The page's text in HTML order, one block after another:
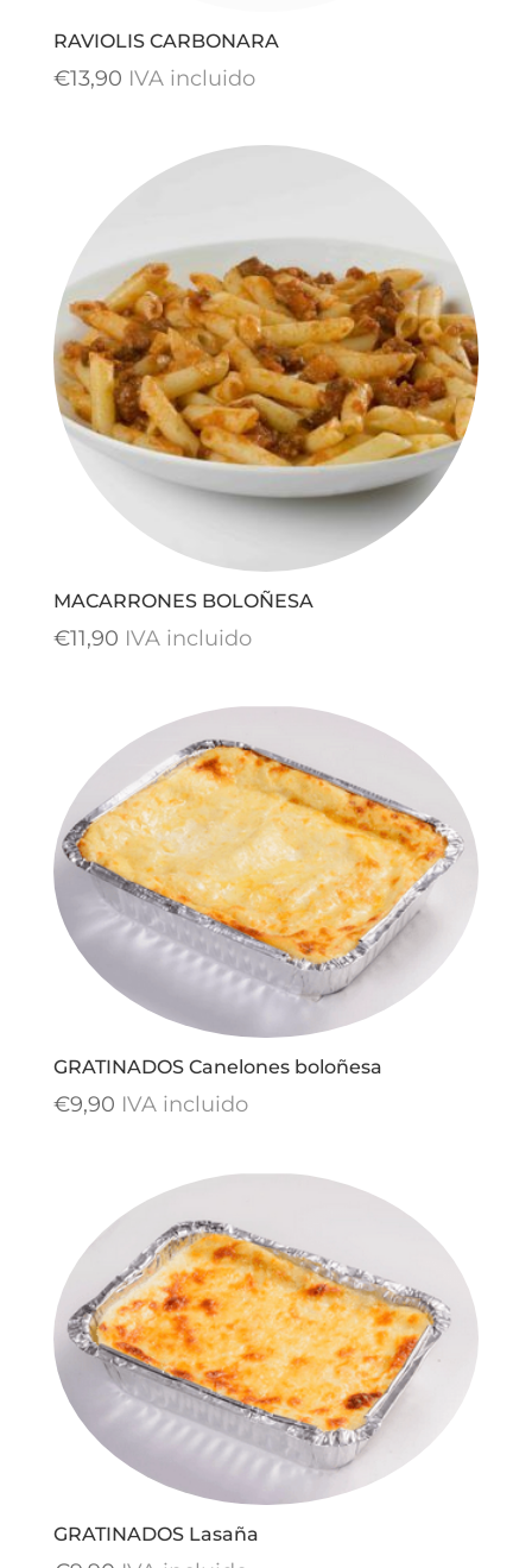
RAVIOLIS CARBONARA
€13,90 IVA incluido
MACARRONES BOLOÑESA
€11,90 IVA incluido
GRATINADOS Canelones boloñesa
€9,90 IVA incluido
GRATINADOS Lasaña